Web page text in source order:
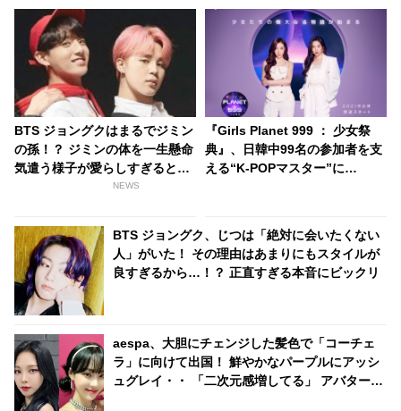
BTS ジョングクはまるでジミン
の孫！？ ジミンの体を一生懸命
気遣う様子が愛らしすぎると話
題に…嬉しそうなジミンの姿に
に感動
NEWS
『Girls Planet 999 ： 少女祭
典』、日韓中99名の参加者を支
える“K-POPマスター”に
BoA、東方神起、テミン
（SHINee）、EXO、IZ*ONE、
TWICEを担当するプロフェッシ
ョナルも集結
BTS ジョングク、じつは「絶対に会いたくない
人」がいた！ その理由はあまりにもスタイルが
良すぎるから…！？ 正直すぎる本音にビックリ
aespa、大胆にチェンジした髪色で「コーチェ
ラ」に向けて出国！ 鮮やかなパープルにアッシ
ュグレイ・・ 「二次元感増してる」 アバターと